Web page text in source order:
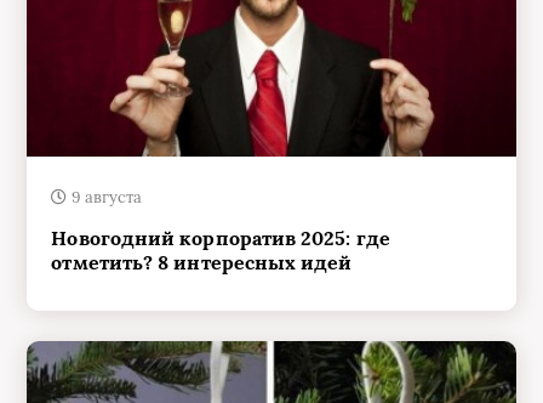
9 августа
Новогодний корпоратив 2025: где
отметить? 8 интересных идей